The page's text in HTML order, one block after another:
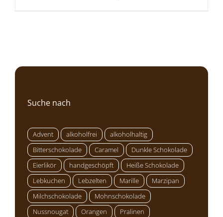
Suche nach
Advent alkoholfrei
alkoholhaltig
Bitterschokolade
Caramel
Dunkle Schokolade
Eierlikör
handgeschöpft
Heiße Schokolade
Lebkuchen
Lebzelten Marille
Marzipan
Milchschokolade
Mohnschokolade
Nussnougat
Orangen
Pralinen